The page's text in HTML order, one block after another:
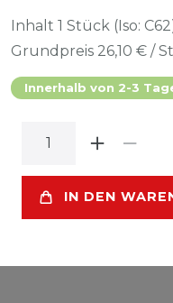
Inhalt 1 Stück (Iso:
Grundpreis 26,10 € /
Innerhalb von 2-3
IN DEN